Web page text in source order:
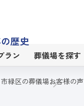
歴史
ラン 葬儀場を探す
緑区の葬儀場お客様の声